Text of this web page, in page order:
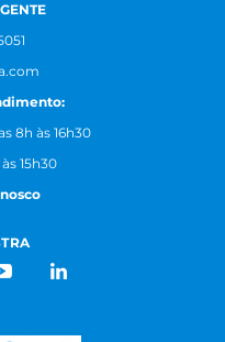
8h às 16h30
15h30